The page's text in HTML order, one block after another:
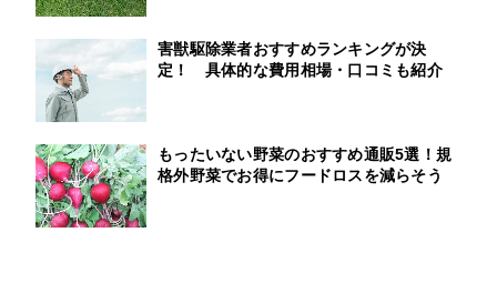
害獣駆除業者おすすめランキングが決
定！ 具体的な費用相場・口コミも紹介
もったいない野菜のおすすめ通販5選！規
格外野菜でお得にフードロスを減らそう